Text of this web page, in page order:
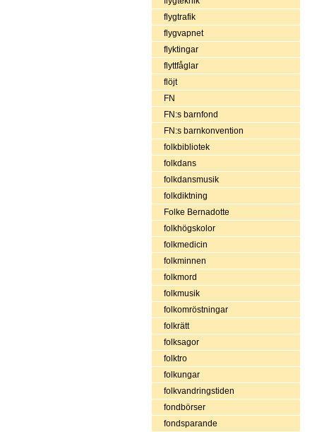
flygtrafik
flygvapnet
flyktingar
flyttfåglar
flöjt
FN
FN:s barnfond
FN:s barnkonvention
folkbibliotek
folkdans
folkdansmusik
folkdiktning
Folke Bernadotte
folkhögskolor
folkmedicin
folkminnen
folkmord
folkmusik
folkomröstningar
folkrätt
folksagor
folktro
folkungar
folkvandringstiden
fondbörser
fondsparande